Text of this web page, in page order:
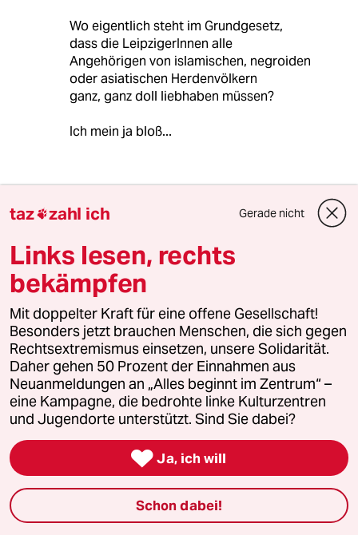
Wo eigentlich steht im Grundgesetz,
dass die LeipzigerInnen alle
Angehörigen von islamischen, negroiden
oder asiatischen Herdenvölkern
ganz, ganz doll liebhaben müssen?
Ich mein ja bloß...
20.06.2012
ich bin selbst Leipziger und direkt von einer
der geplanten Asylbewerber-Unterkunft
betroffen.
Leider ist ihr Kommentar nicht sauber
recherchiert. Sie schreiben: "Raus aus der
maroden Massenverwahrung – rein in sieben
kleinere Unterkünfte."
Dabei möchte ich anmerken, dass in der
derzeitigen 'maroden Massenverwahrung' in
der Torgauer Straße 240 Asylbewerber
untergebracht sind. Eine neue, der von Ihnen
kleineren sieben Unterkünfte ist im Leipziger
Westen, im Stadtteil Grünau, geplant. Dort
taz zahl ich Gerade nicht
Links lesen, rechts
bekämpfen
Mit doppelter Kraft für eine offene Gesellschaft!
Besonders jetzt brauchen Menschen, die sich gegen
Rechtsextremismus einsetzen, unsere Solidarität.
Daher gehen 50 Prozent der Einnahmen aus
Neuanmeldungen an „Alles beginnt im Zentrum“ –
eine Kampagne, die bedrohte linke Kulturzentren
und Jugendorte unterstützt. Sind Sie dabei?
 Ja, ich will
Schon dabei!